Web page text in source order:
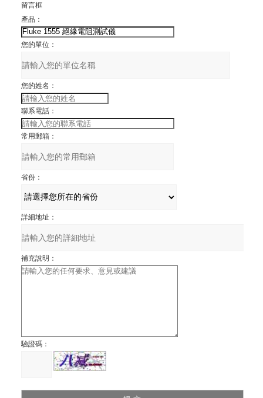
留言框
產品：
您的單位：
您的姓名：
聯系電話：
常用郵箱：
省份：
詳細地址：
補充說明：
驗證碼：